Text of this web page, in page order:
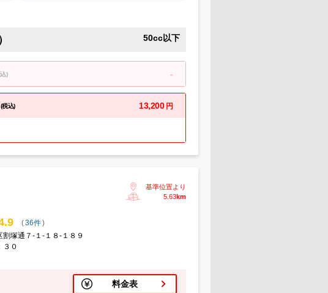
50cc以下
) -
税込) 13,200 円
基準位置より
5.63km
9 (36件)
塚通７-１-１８-１８９
３０
料金表